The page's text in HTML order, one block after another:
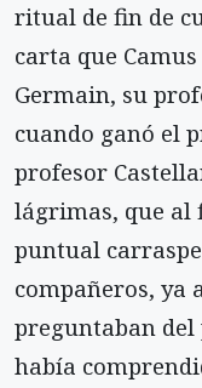
ritual de fin de
carta que
Germain, su
cuando ganó el
profesor
lágrimas, que
puntual
compañeros, ya
preguntaban del
había